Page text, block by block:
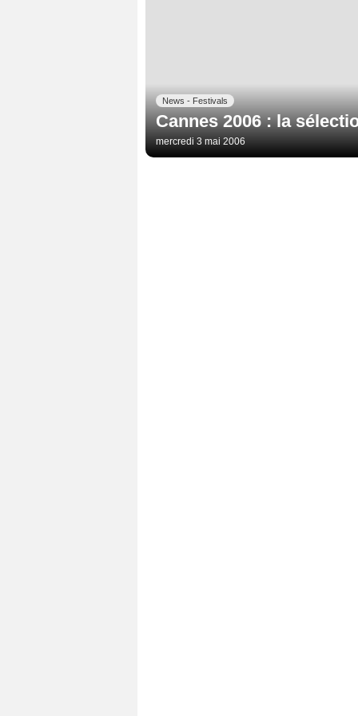
News - Festivals
Cannes 2006 : la
mercredi 3 mai 2006